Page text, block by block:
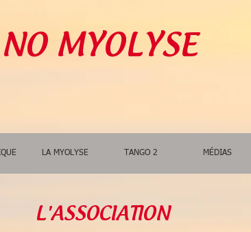
NO MYOLYSE
LA MYOLYSE TANGO 2 MÉDIAS
L'ASSOCIATION